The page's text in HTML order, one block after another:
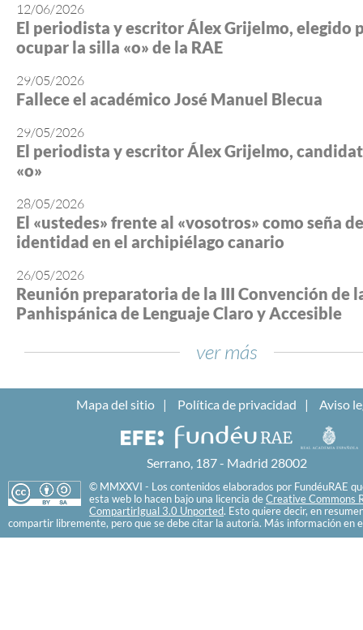
12/06/2026
El periodista y escritor Álex Grijelmo, elegido
ocupar la silla «o» de la RAE
29/05/2026
Fallece el académico José Manuel Blecua
29/05/2026
El periodista y escritor Álex Grijelmo,
«o»
28/05/2026
El «ustedes» frente al «vosotros» como seña de
identidad en el archipiélago canario
26/05/2026
Reunión preparatoria de la III Convención de
Panhispánica de Lenguaje Claro y Accesible
ver más
Mapa del sitio Política de privacidad Aviso
Serrano, 187 - Madrid 28002
© MMXXVI - Los contenidos elaborados por FundéuRAE
esta web lo hacen bajo una licencia de Creative Commons
CompartirIgual 3.0 Unported. Esto quiere decir, en
compartir libremente, pero que se debe citar la autoría. Más información en